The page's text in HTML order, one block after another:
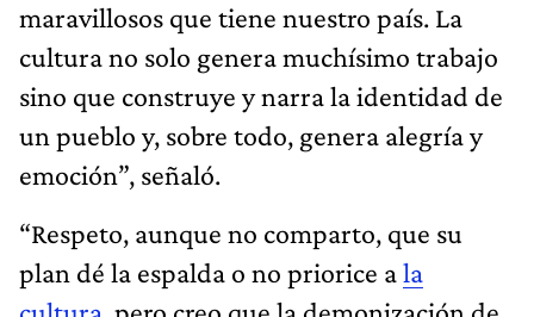
maravillosos que tiene nuestro país. La
cultura no solo genera muchísimo trabajo
sino que construye y narra la identidad de
un pueblo y, sobre todo, genera alegría y
emoción”, señaló.
“Respeto, aunque no comparto, que su
plan dé la espalda o no priorice ala